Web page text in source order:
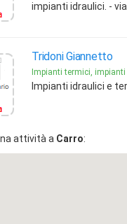
impianti idraulici. -
Tridoni Giannetto
Impianti termici,
Impianti idraulici e
attività a Carro: